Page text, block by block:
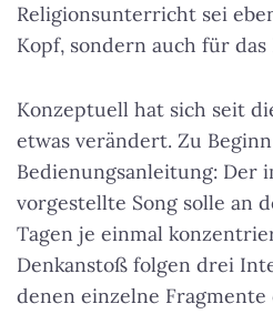
Religionsunterricht sei
Kopf, sondern auch für das
Konzeptuell hat sich seit
etwas verändert. Zu
Bedienungsanleitung: Der
vorgestellte Song solle an
Tagen je einmal
Denkanstoß folgen drei
denen einzelne